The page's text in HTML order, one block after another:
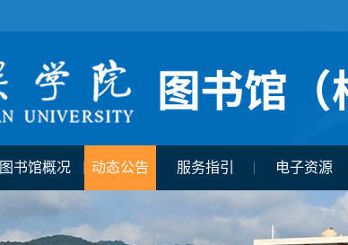
图书馆概况 动态公告 服务指引 电子资源